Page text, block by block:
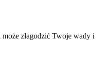
złagodzić Twoje wady i